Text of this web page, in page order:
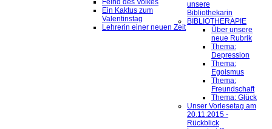
Feind des Volkes
Ein Kaktus zum
Valentinstag
Lehrerin einer neuen Zeit
unsere
Bibliothekarin
BIBLIOTHERAPIE
Über unsere
neue Rubrik
Thema:
Depression
Thema:
Egoismus
Thema:
Freundschaft
Thema: Glück
Unser Vorlesetag am
20.11.2015 -
Rückblick